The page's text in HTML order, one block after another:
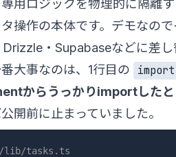
用ロジックを物理的に隔離す
操作の本体です。デモなの
・Supabaseなどに差し
大事なのは、1行目の
からうっかりimportしたと
開前に止まっていました。
tasks.ts